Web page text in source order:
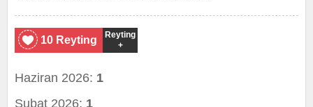
10 Reyting
Reyting
+
Haziran 2026: 1
Şubat 2026: 1